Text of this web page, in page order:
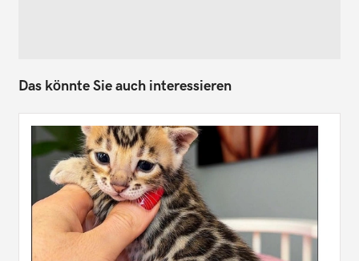
Das könnte Sie auch interessieren